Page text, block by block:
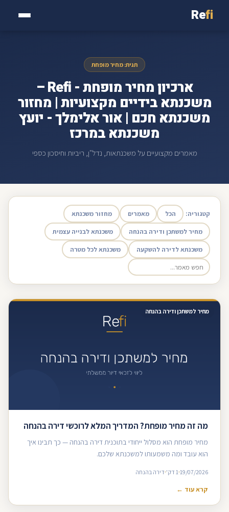
Refi
תגית: מחיר מופחת
ארכיון מחיר מופחת - Refi –
משכנתא בידיים מקצועיות | מחזור
משכנתא חכם | אור אלימלך - יועץ
משכנתא במרכז
מאמרים מקצועיים על משכנתאות, נדל"ן, ריביות וחיסכון כספי
קטגוריה: הכל מאמרים מחזור משכנתא
מחיר למשתכן ודירה בהנחה משכנתא לבנייה עצמית
משכנתא לדירה להשקעה משכנתא לכל מטרה
מחיר למשתכן ודירה בהנחה
מה זה מחיר מופחת? המדריך המלא לרוכשי דירה בהנחה
מחיר מופחת הוא מסלול ייחודי בתוכנית דירה בהנחה — כך תבינו איך
הוא עובד ומה משמעותו למשכנתא שלכם.
19/07/2026 1 דק' דירה בהנחה
קרא עוד ←